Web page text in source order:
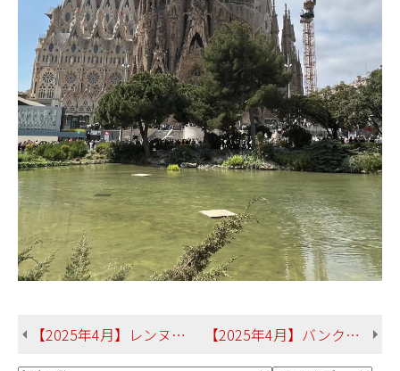
【2025年4月】レンヌ第２大学（フランス） 金城さん 経済学部 地域環境政策学科 【2025年4月】バンクーバーアイランド大学（カナダ） 新城さん 産業情報学部 産業情報学科